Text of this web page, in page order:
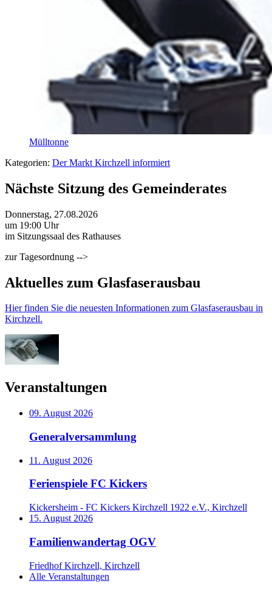
Mülltonne
Kategorien: Der Markt Kirchzell informiert
Nächste Sitzung des Gemeinderates
Donnerstag, 27.08.2026
um 19:00 Uhr
im Sitzungssaal des Rathauses
zur Tagesordnung -->
Aktuelles zum Glasfaserausbau
Hier finden Sie die neuesten Informationen zum Glasfaserausbau in
Kirchzell.
Veranstaltungen
09. August 2026
Generalversammlung
11. August 2026
Ferienspiele FC Kickers
Kickersheim - FC Kickers Kirchzell 1922 e.V., Kirchzell
15. August 2026
Familienwandertag OGV
Friedhof Kirchzell, Kirchzell
Alle Veranstaltungen